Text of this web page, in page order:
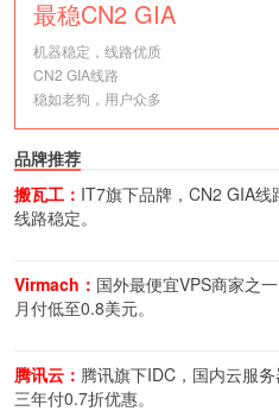
最稳CN2 GIA
机器稳定，线路优质
CN2 GIA线路
稳如老狗，用户众多
品牌推荐
搬瓦工： IT7旗下品牌，CN2 GIA线
线路稳定。
Virmach： 国外最便宜VPS商家之
月付低至0.8美元。
腾讯云： 腾讯旗下IDC，国内云服务
三年付0.7折优惠。